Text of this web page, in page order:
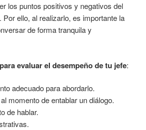
los puntos positivos y negativos del
Por ello, al realizarlo, es importante la
de forma tranquila y
evaluar el desempeño de tu jefe:
adecuado para abordarlo.
momento de entablar un diálogo.
de hablar.